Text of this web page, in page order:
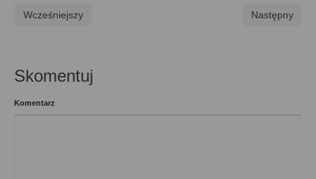
Wcześniejszy Następny
Skomentuj
Komentarz